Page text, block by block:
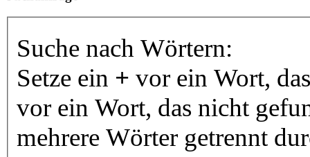
Suche nach Wörtern:
Setze ein + vor ein Wort,
vor ein Wort, das nicht
mehrere Wörter getrennt